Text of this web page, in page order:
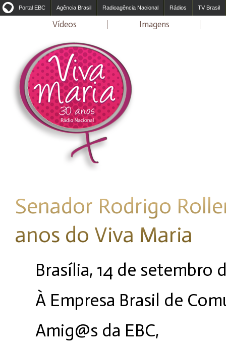
Portal EBC Agência Brasil Radioagência Nacional Rádios TV Brasil
Vídeos Imagens
Senador Rodrigo
anos do Viva Maria
Brasília, 14 de setembro
À Empresa Brasil de
Amig@s da EBC,